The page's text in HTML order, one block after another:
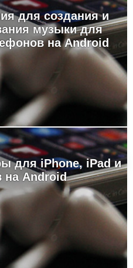
для создания и
музыки для
на Android
для iPhone, iPad и
на Android